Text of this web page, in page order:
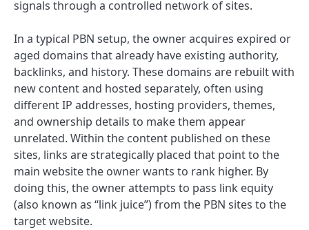
signals through a controlled network of sites.
In a typical PBN setup, the owner acquires expired or
aged domains that already have existing authority,
backlinks, and history. These domains are rebuilt with
new content and hosted separately, often using
different IP addresses, hosting providers, themes,
and ownership details to make them appear
unrelated. Within the content published on these
sites, links are strategically placed that point to the
main website the owner wants to rank higher. By
doing this, the owner attempts to pass link equity
(also known as “link juice”) from the PBN sites to the
target website.